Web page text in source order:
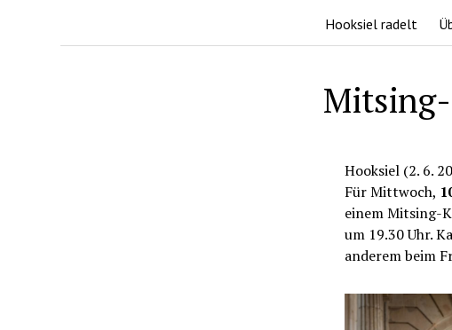
Hooksiel radelt
Hooksiel (2. 6.
Für Mittwoch,
einem Mitsing-
um 19.30 Uhr.
anderem beim